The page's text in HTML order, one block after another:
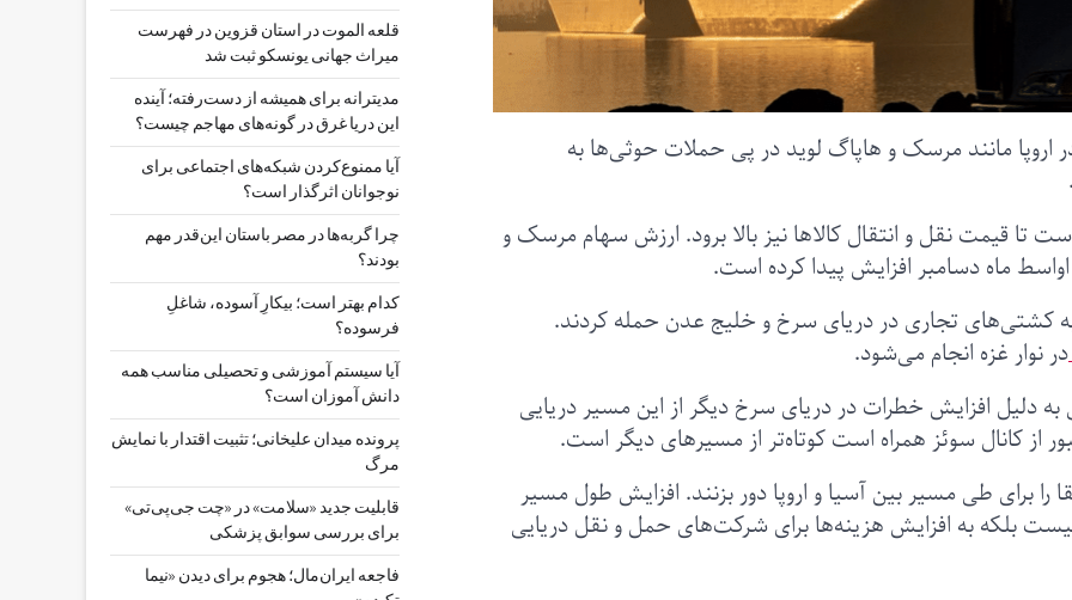
مانند مرسک و هاپاگ لوید در پی حملات حوثی‌ها به
قیمت‌ نقل و انتقال کالاها نیز بالا برود. ارزش سهام مرسک و
کشتی‌های تجاری در دریای سرخ و خلیج عدن حمله کردند.
در نوار غزه انجام می‌شود.
دلیل افزایش خطرات در دریای سرخ دیگر از این مسیر دریایی
از کانال سوئز همراه است کوتاه‌تر از مسیرهای دیگر است.
برای طی مسیر بین آسیا و اروپا دور بزنند. افزایش طول مسیر
نیست بلکه به افزایش هزینه‌ها برای شرکت‌های حمل و نقل دریایی
قلعه الموت در استان قزوین در فهرست
میراث جهانی یونسکو ثبت شد
مدیترانه برای همیشه از دست‌رفته؛ آینده
این دریا غرق در گونه‌های مهاجم چیست؟
آیا ممنوع‌کردن شبکه‌های اجتماعی برای
نوجوانان اثرگذار است؟
چرا گربه‌ها در مصر باستان این‌قدر مهم
بودند؟
کدام بهتر است؛ بیکارِ آسوده، شاغلِ
فرسوده؟
آیا سیستم آموزشی و تحصیلی مناسب همه
دانش آموزان است؟
پرونده میدان علیخانی؛ تثبیت اقتدار با نمایش
مرگ
قابلیت جدید «سلامت» در «چت ‌جی‌پی‌تی»
برای بررسی سوابق پزشکی
فاجعه ایران‌مال؛ هجوم برای دیدن «نیما